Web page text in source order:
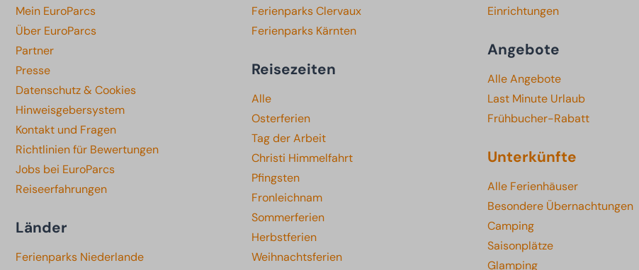
Mein EuroParcs
Über EuroParcs
Partner
Presse
Datenschutz & Cookies
Hinweisgebersystem
Kontakt und Fragen
Richtlinien für Bewertungen
Jobs bei EuroParcs
Reiseerfahrungen
Länder
Ferienparks Niederlande
Ferienparks Clervaux
Ferienparks Kärnten
Reisezeiten
Alle
Osterferien
Tag der Arbeit
Christi Himmelfahrt
Pfingsten
Fronleichnam
Sommerferien
Herbstferien
Weihnachtsferien
Einrichtungen
Angebote
Alle Angebote
Last Minute Urlaub
Frühbucher-Rabatt
Unterkünfte
Alle Ferienhäuser
Besondere Übernachtungen
Camping
Saisonplätze
Glamping